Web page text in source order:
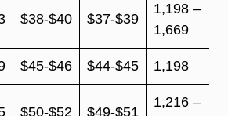
$38-$40 $37-$39
1,198 –
1,669
$45-$46 $44-$45 1,198
$50-$52 $49-$51
1,216 –